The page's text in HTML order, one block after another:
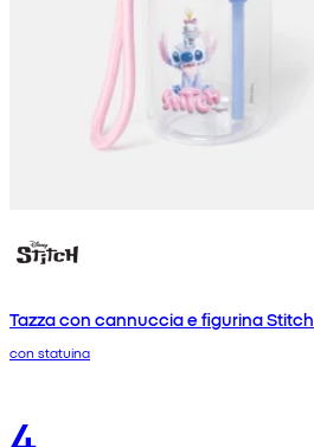
Tazza con cannuccia e figurina Stitch
con statuina